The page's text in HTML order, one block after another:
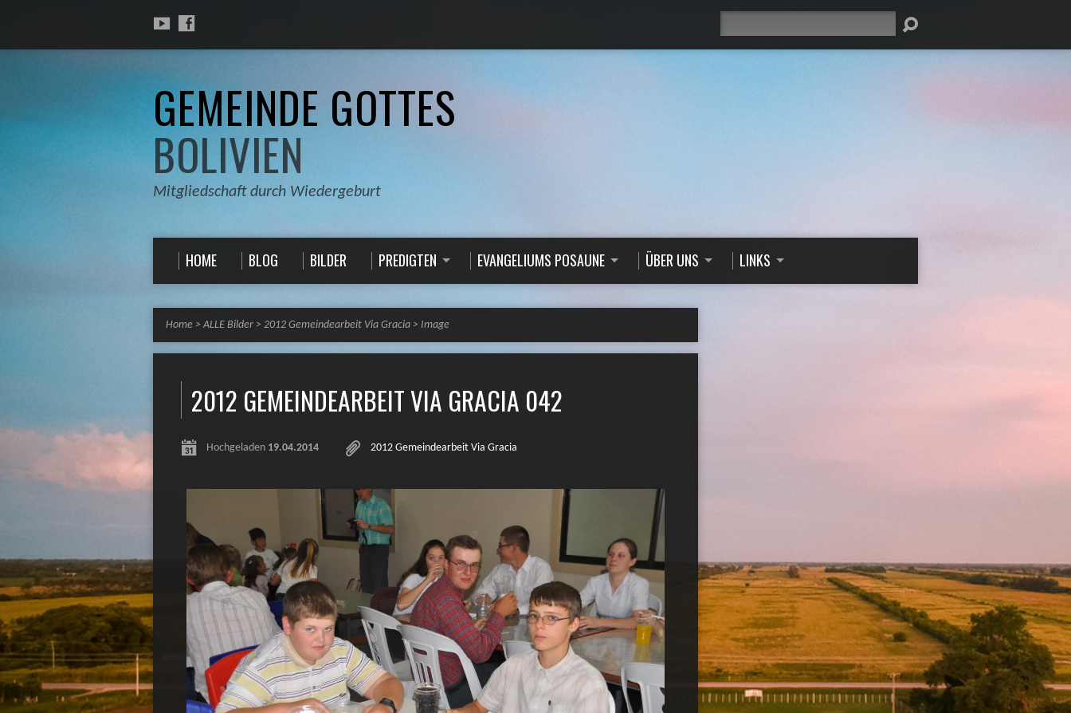
GEMEINDE GOTTES
BOLIVIEN
Mitgliedschaft durch Wiedergeburt
HOME BLOG BILDER PREDIGTEN EVANGELIUMS POSAUNE ÜBER UNS LINKS
Home > ALLE Bilder > 2012 Gemeindearbeit Via Gracia > Image
2012 GEMEINDEARBEIT VIA GRACIA 042
Hochgeladen 19.04.2014 2012 Gemeindearbeit Via Gracia